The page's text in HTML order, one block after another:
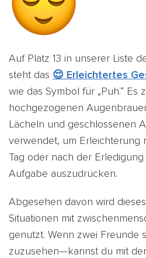
Auf Platz 13 in unserer Liste
steht das 😌 Erleichtertes
wie das Symbol für „Puh.“ Es
hochgezogenen
Lächeln und geschlossenen
verwendet, um Erleichterung
Tag oder nach der
Aufgabe auszudrücken.
Abgesehen davon wird
Situationen mit
genutzt. Wenn zwei Freunde
zuzusehen—kannst du mit